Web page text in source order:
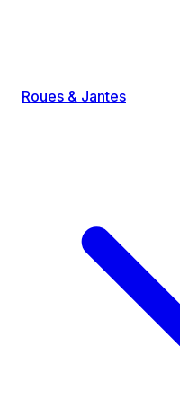
Roues & Jantes